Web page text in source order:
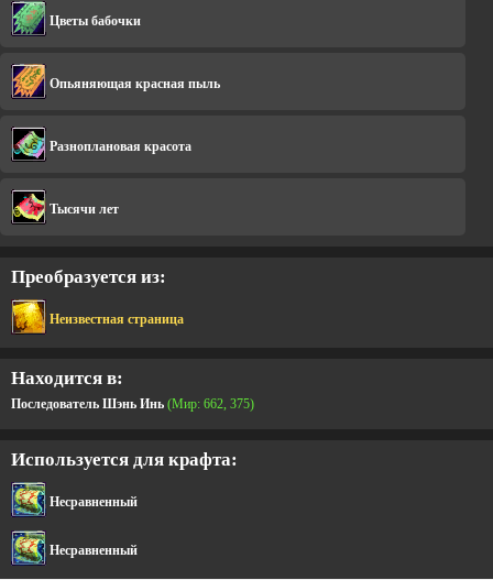
Цветы бабочки
Опьяняющая красная пыль
Разноплановая красота
Тысячи лет
Преобразуется из:
Неизвестная страница
Находится в:
Последователь Шэнь Инь (Мир: 662, 375)
Используется для крафта:
Несравненный
Несравненный